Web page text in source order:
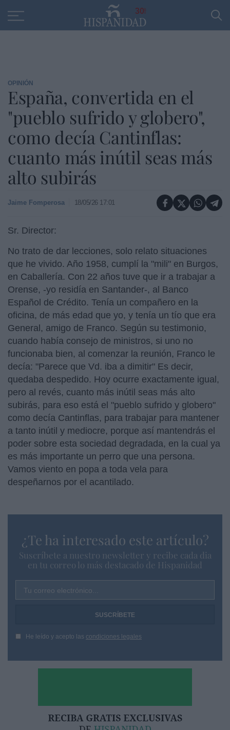
30
OPINIÓN
España, convertida en el
"pueblo sufrido y globero",
como decía Cantinflas:
cuanto más inútil seas más
alto subirás
Jaime Fomperosa 18/05/26 17:01
Sr. Director:
No trato de dar lecciones, solo relato situaciones
que he vivido. Año 1958, cumplí la "mili" en Burgos,
en Caballería. Con 22 años tuve que ir a trabajar a
Orense, -yo residía en Santander-, al Banco
Español de Crédito. Tenía un compañero en la
oficina, de más edad que yo, y tenía un tío que era
General, amigo de Franco. Según su testimonio,
cuando había consejo de ministros, si uno no
funcionaba bien, al comenzar la reunión, Franco le
decía: "Parece que Vd. iba a dimitir" Es decir,
quedaba despedido. Hoy ocurre exactamente igual,
pero al revés, cuanto más inútil seas más alto
subirás, para eso está el "pueblo sufrido y globero"
como decía Cantinflas, para trabajar para mantener
a tanto inútil y mediocre, porque así mantendrás el
poder sobre esta sociedad degradada, en la cual ya
es más importante un perro que una persona.
Vamos viento en popa a toda vela para
despeñarnos por el acantilado.
¿Te ha interesado este artículo?
Suscríbete a nuestro newsletter y recibe cada dia
en tu correo lo más destacado de Hispanidad
Tu correo electrónico...
He leído y acepto las condiciones legales